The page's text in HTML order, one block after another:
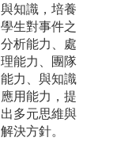
與知識，培養
學生對事件之
分析能力、處
理能力、團隊
能力、與知識
應用能力，提
出多元思維與
解決方針。